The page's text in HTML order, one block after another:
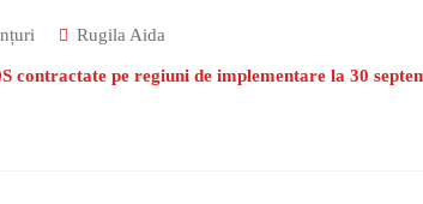
Rugila Aida
contractate pe regiuni de implementare la 30